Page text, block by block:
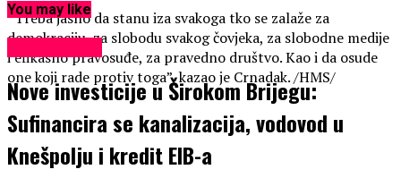
“Treba jasno da stanu iza svakoga tko se zalaže za
demokraciju, za slobodu svakog čovjeka, za slobodne medije
i efikasno pravosuđe, za pravedno društvo. Kao i da osude
one koji rade protiv toga”, kazao je Crnadak. /HMS/
You may like
Nove investicije u Širokom Brijegu:
Sufinancira se kanalizacija, vodovod u
Knešpolju i kredit EIB-a